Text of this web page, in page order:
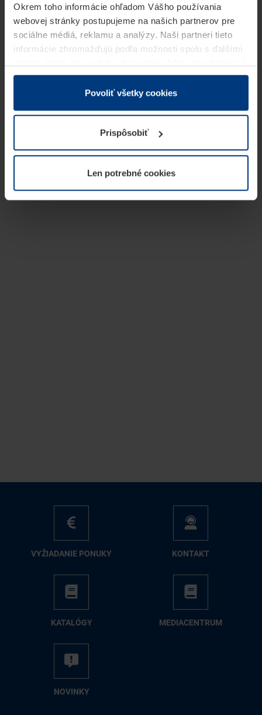
Okrem toho informácie ohľadom Vášho používania
webovej stránky postupujeme na našich partnerov pre
sociálne médiá, reklamu a analýzy. Naši partneri tieto
informácie zhromažďujú podľa možnosti spolu s ďalšími
v rámci Vášho využívania služieb.
Z právneho hľadiska môžeme cookies ukladať na Vašom
prevádzku tejto stránky. Pre všetky ostatné typy cookie
potrebujeme Vaše povolenie. Vaše povolenie môžete
kedykoľvek zmeniť alebo odvolať vo vysvetlení cookie
našej webovej stránky.
Povoliť všetky cookies
Prispôsobiť
Len potrebné cookies
VY­ŽIA­DA­NIE PO­NU­KY KON­TAKT
KA­TA­LÓ­GY ME­DIA­CEN­TRUM
NO­VIN­KY